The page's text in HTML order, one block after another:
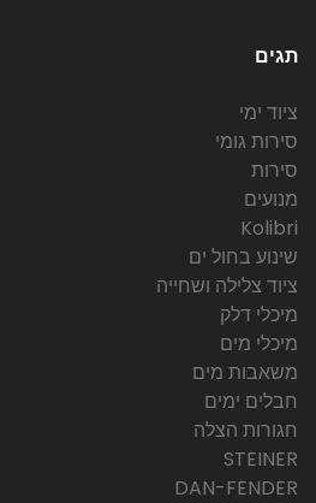
תגים
ציוד ימי
סירות גומי
סירות
מנועים
Kolibri
שינוע בחול ים
ציוד צלילה ושחייה
מיכלי דלק
מיכלי מים
משאבות מים
חבלים ימים
חגורות הצלה
STEINER
DAN-FENDER